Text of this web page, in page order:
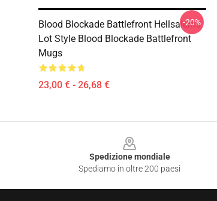
Blood Blockade Battlefront Hellsalems
Lot Style Blood Blockade Battlefront
Mugs
23,00 € - 26,68 €
-20%
Spedizione mondiale
Spediamo in oltre 200 paesi